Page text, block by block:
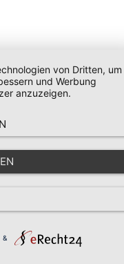
von Dritten, um
und Werbung
anzuzeigen.
&